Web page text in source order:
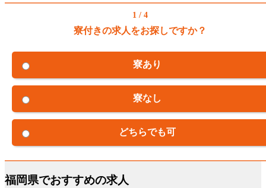
1 / 4
寮付きの求人をお探しですか？
寮あり
寮なし
どちらでも可
福岡県でおすすめの求人